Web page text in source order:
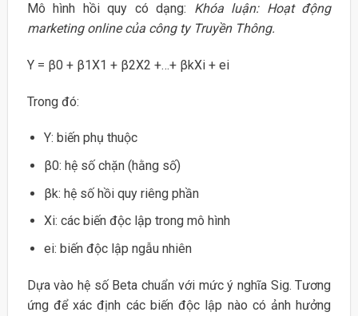
Mô hình hồi quy có dạng: Khóa luận: Hoạt động
marketing online của công ty Truyền Thông.
Y = β0 + β1X1 + β2X2 +…+ βkXi + ei
Trong đó:
Y: biến phụ thuộc
β0: hệ số chặn (hằng số)
βk: hệ số hồi quy riêng phần
Xi: các biến độc lập trong mô hình
ei: biến độc lập ngẫu nhiên
Dựa vào hệ số Beta chuẩn với mức ý nghĩa Sig. Tương
ứng để xác định các biến độc lập nào có ảnh hưởng